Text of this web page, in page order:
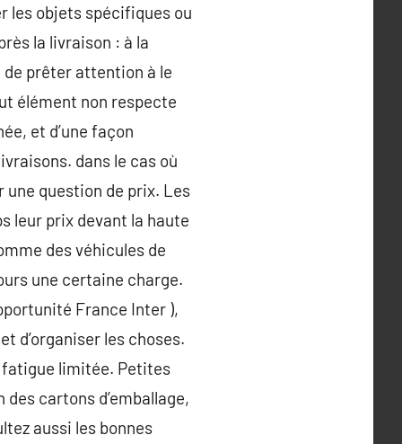
les objets spécifiques ou
la livraison : à la
de prêter attention à le
élément non respecte
et d’une façon
dans le cas où
une question de prix. Les
leur prix devant la haute
des véhicules de
une certaine charge.
France Inter ),
d’organiser les choses.
fatigue limitée. Petites
cartons d’emballage,
aussi les bonnes